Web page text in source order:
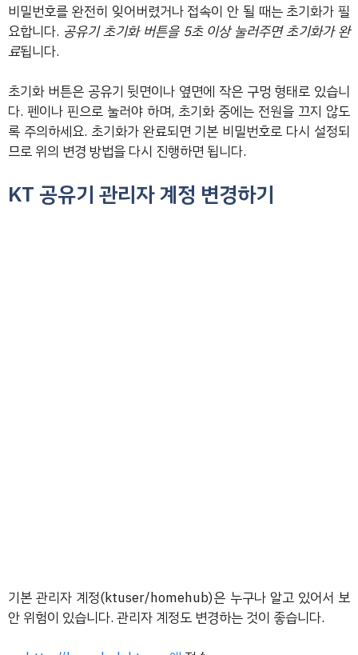
비밀번호를 완전히 잊어버렸거나 접속이 안 될 때는 초기화가 필
요합니다. 공유기 초기화 버튼을 5초 이상 눌러주면 초기화가 완
료됩니다.
초기화 버튼은 공유기 뒷면이나 옆면에 작은 구멍 형태로 있습니
다. 펜이나 핀으로 눌러야 하며, 초기화 중에는 전원을 끄지 않도
록 주의하세요. 초기화가 완료되면 기본 비밀번호로 다시 설정되
므로 위의 변경 방법을 다시 진행하면 됩니다.
KT 공유기 관리자 계정 변경하기
기본 관리자 계정(ktuser/homehub)은 누구나 알고 있어서 보
안 위험이 있습니다. 관리자 계정도 변경하는 것이 좋습니다.